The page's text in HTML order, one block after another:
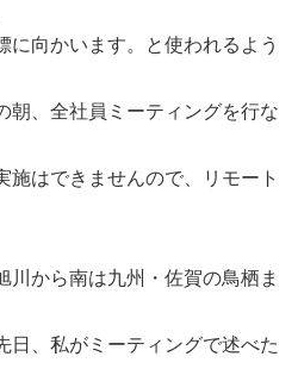
に向かいます。と使われるよう
朝、全社員ミーティングを行な
施はできませんので、リモート
川から南は九州・佐賀の鳥栖ま
日、私がミーティングで述べた